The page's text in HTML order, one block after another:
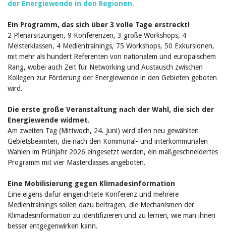
der Energiewende in den Regionen.
Ein Programm, das sich über 3 volle Tage erstreckt!
2 Plenarsitzungen, 9 Konferenzen, 3 große Workshops, 4
Meisterklassen, 4 Medientrainings, 75 Workshops, 50 Exkursionen,
mit mehr als hundert Referenten von nationalem und europäischem
Rang, wobei auch Zeit für Networking und Austausch zwischen
Kollegen zur Förderung der Energiewende in den Gebieten geboten
wird.
Die erste große Veranstaltung nach der Wahl, die sich der
Energiewende widmet.
Am zweiten Tag (Mittwoch, 24. Juni) wird allen neu gewählten
Gebietsbeamten, die nach den Kommunal- und interkommunalen
Wahlen im Frühjahr 2026 eingesetzt werden, ein maßgeschneidertes
Programm mit vier Masterclasses angeboten.
Eine Mobilisierung gegen Klimadesinformation
Eine eigens dafür eingerichtete Konferenz und mehrere
Medientrainings sollen dazu beitragen, die Mechanismen der
Klimadesinformation zu identifizieren und zu lernen, wie man ihnen
besser entgegenwirken kann.